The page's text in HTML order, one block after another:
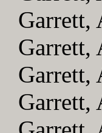
Garrett,
Garrett,
Garrett,
Garrett,